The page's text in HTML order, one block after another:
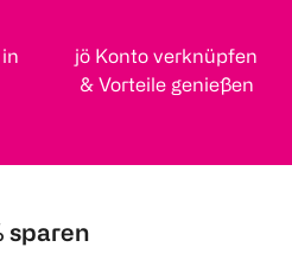
jö Konto verknüpfen
& Vorteile genießen
sparen